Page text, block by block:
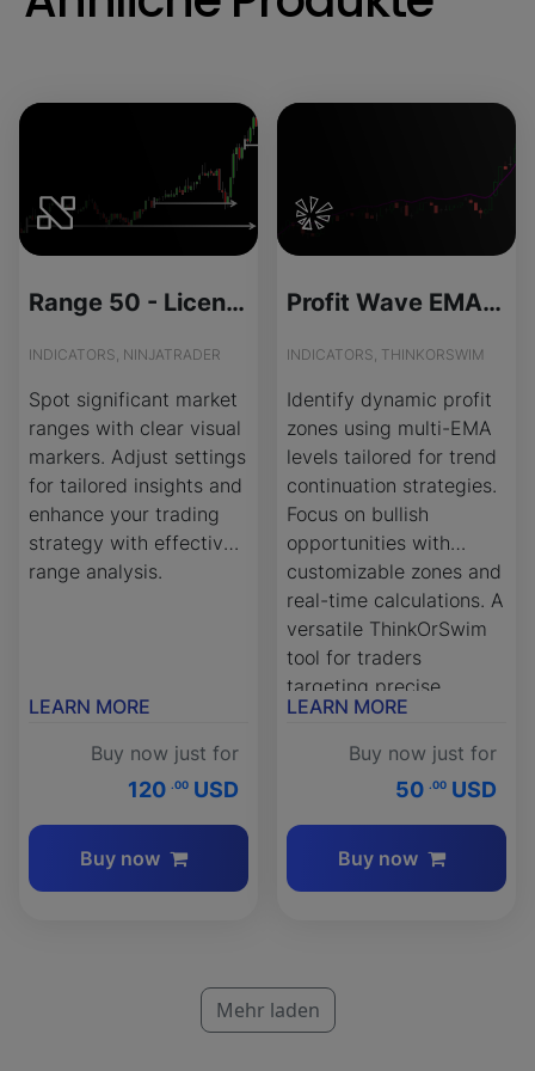
Range 50 - License Version
INDICATORS, NINJATRADER
Spot significant market
ranges with clear visual
markers. Adjust settings
for tailored insights and
enhance your trading
strategy with effective
range analysis.
LEARN MORE
Buy now just for
120 .00 USD
Buy now
Profit Wave EMA Zones Indicator for ThinkOrSwim
INDICATORS, THINKORSWIM
Identify dynamic profit
zones using multi-EMA
levels tailored for trend
continuation strategies.
Focus on bullish
opportunities with
customizable zones and
real-time calculations. A
versatile ThinkOrSwim
tool for traders
targeting precise
entries and exits.
LEARN MORE
Buy now just for
50 .00 USD
Buy now
Mehr laden